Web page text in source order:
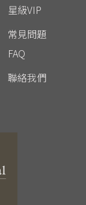
星級VIP
常見問題
FAQ
聯絡我們